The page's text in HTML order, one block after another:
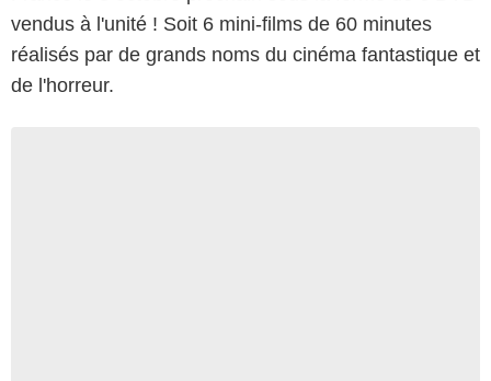
vendus à l'unité ! Soit 6 mini-films de 60 minutes
réalisés par de grands noms du cinéma fantastique et
de l'horreur.